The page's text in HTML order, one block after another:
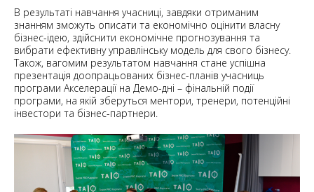
В результаті навчання учасниці, завдяки отриманим
знанням зможуть описати та економічно оцінити власну
бізнес-ідею, здійснити економічне прогнозування та
вибрати ефективну управлінську модель для свого бізнесу.
Також, вагомим результатом навчання стане успішна
презентація доопрацьованих бізнес-планів учасниць
програми Акселерації на Демо-дні – фінальній події
програми, на якій зберуться ментори, тренери, потенційні
інвестори та бізнес-партнери.